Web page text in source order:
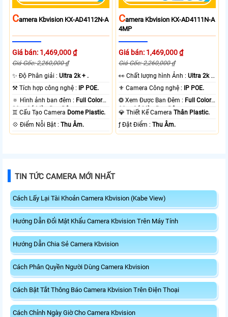
CAmera Kbvision KX-AD4112N-A
Giá bán: 1,469,000 ₫
Giá Gốc: 2,260,000 ₫
✨ Độ Phân giải :Ultra 2k + .
⚒ Tích hợp công nghệ : IP POE.
🔅 Hình ảnh ban đêm : Full Color
30m Có Màu Ban Ðêm.
♊ Cấu Tạo Camera Dome Plastic.
️💠 Điểm Nỗi Bật :Thu Âm.
CAmera Kbvision KX-AD4111N-A
4MP
Giá bán: 1,469,000 ₫
Giá Gốc: 2,260,000 ₫
️👀 Chất lượng hình Ảnh :Ultra 2k +
⚜️ Camera Công nghệ : IP POE.
❂ Xem Được Ban Đêm : Full Color
30m Có Màu Ban Ðêm.
💎 Thiết Kế CameraThân Plastic.
️ƒ Đặt Điểm :Thu Âm.
TIN TỨC CAMERA MỚI NHẤT
Cách Lấy Lại Tài Khoản Camera Kbvision (Kabe View)
Hướng Dẫn Đổi Mật Khẩu Camera Kbvision Trên Máy Tính
Hướng Dẫn Chia Sẻ Camera Kbvision
Cách Phân Quyền Người Dùng Camera Kbvision
Cách Bật Tắt Thông Báo Camera Kbvision Trên Điện Thoại
Cách Chỉnh Ngày Giờ Cho Camera Kbvision